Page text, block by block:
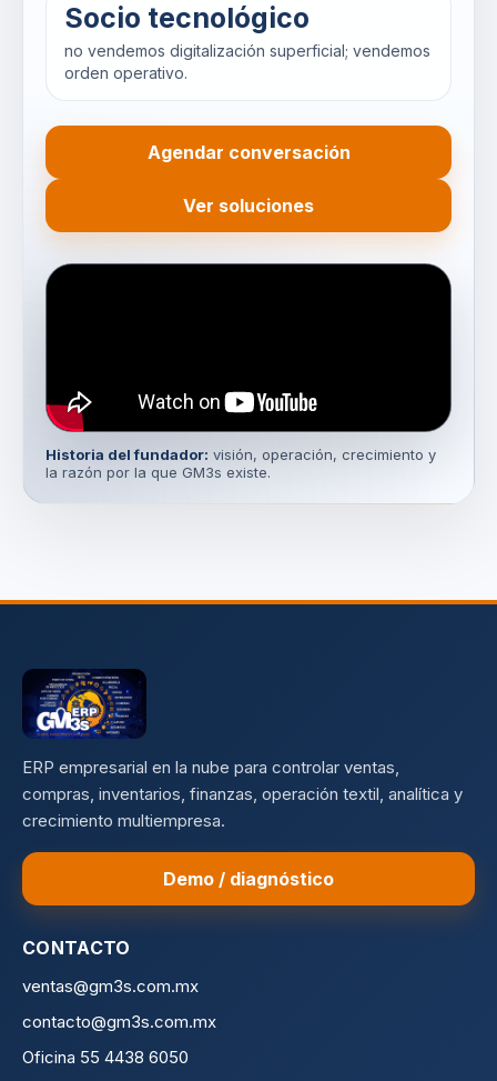
Socio tecnológico
no vendemos digitalización superficial; vendemos
orden operativo.
Agendar conversación
Ver soluciones
Historia del fundador: visión, operación, crecimiento y
la razón por la que GM3s existe.
ERP empresarial en la nube para controlar ventas,
compras, inventarios, finanzas, operación textil, analítica y
crecimiento multiempresa.
Demo / diagnóstico
CONTACTO
ventas@gm3s.com.mx
contacto@gm3s.com.mx
Oficina 55 4438 6050